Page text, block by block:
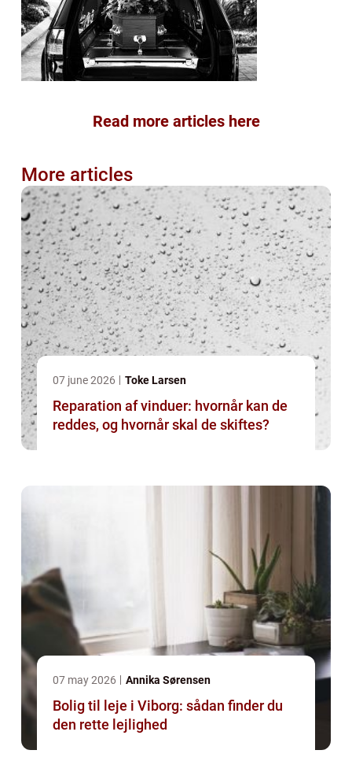
Read more articles here
More articles
07 june 2026 Toke Larsen
Reparation af vinduer: hvornår kan de
reddes, og hvornår skal de skiftes?
07 may 2026 Annika Sørensen
Bolig til leje i Viborg: sådan finder du
den rette lejlighed